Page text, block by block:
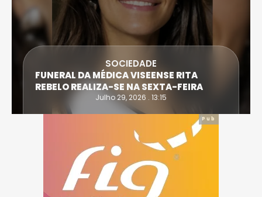
SOCIEDADE
FUNERAL DA MÉDICA VISEENSE RITA
REBELO REALIZA-SE NA SEXTA-FEIRA
Julho 29, 2026 . 13:15
Pub